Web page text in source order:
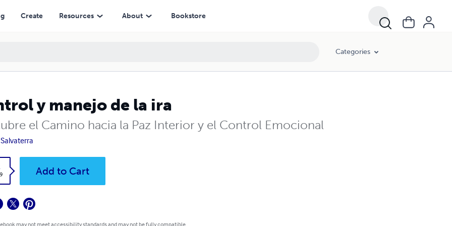
Create Resources About Bookstore
Categories
y manejo de la ira
el Camino hacia la Paz Interior y el Control Emocional
Add to Cart
may not meet accessibility standards and may not be fully compatible